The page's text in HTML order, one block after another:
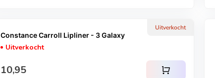
Uitverkocht
Constance Carroll Lipliner - 3 Galaxy
Uitverkocht
Normale prijs
10,95 shopping_cart